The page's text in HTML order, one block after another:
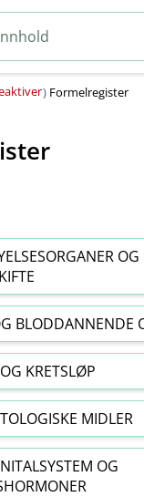
) Formelregister
OG
BLODDANNENDE
KRETSLØP
MIDLER
OG